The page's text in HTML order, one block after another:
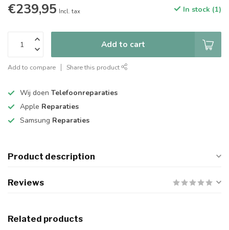
€239,95 Incl. tax In stock (1)
Add to cart
Add to compare Share this product
Wij doen Telefoonreparaties
Apple Reparaties
Samsung Reparaties
Product description
Reviews
Related products